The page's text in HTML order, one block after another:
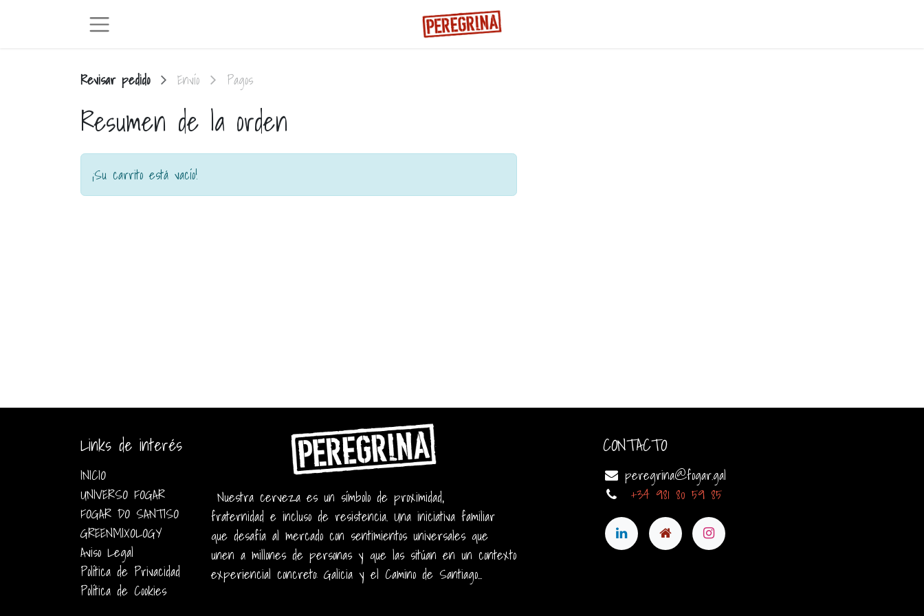
Revisar pedido Envío Pagos
Resumen de la orden
¡Su carrito está vacío!
Links de interés
INICIO
UNIVERSO FOGAR
FOGAR DO SANTISO
GREENMIXOLOGY
Aviso Legal
Política de Privacidad
Política de Cookies
Nuestra cerveza es un símbolo de proximidad,
fraternidad e incluso de resistencia. Una iniciativa familiar
que desafía al mercado con sentimientos universales que
unen a millones de personas y que las sitúan en un contexto
experiencial concreto: Galicia y el Camino de Santiago...
CONTACTO
peregrina@fogar.gal
+34 981 80 59 85​